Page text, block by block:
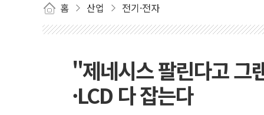
홈 산업 전기·전자
"제네시스 팔린다고 그
·LCD 다 잡는다